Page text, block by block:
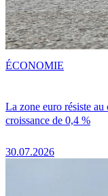
La zone euro résiste
croissance de 0,4 %
30.07.2026
ÉCONOMIE